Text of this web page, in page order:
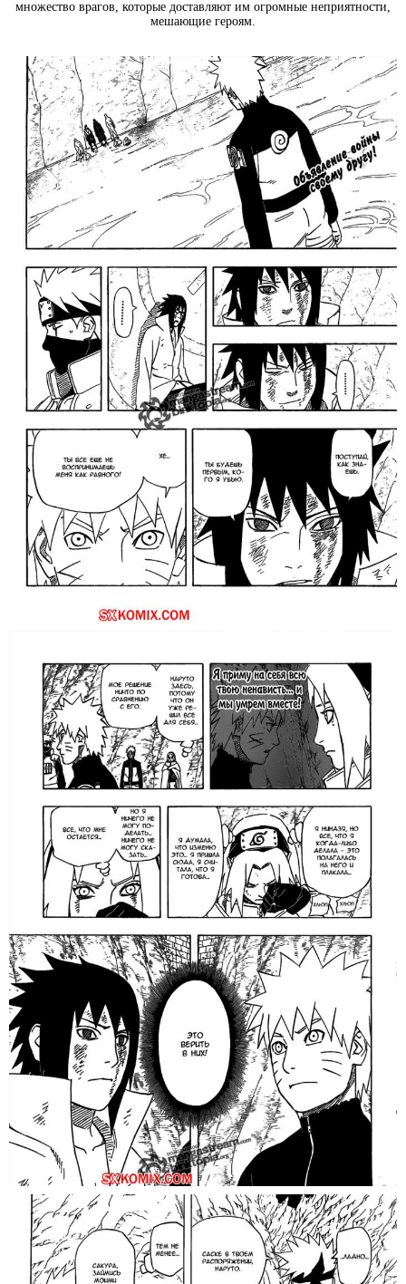
множество врагов, которые доставляют им огромные неприятности,
мешающие героям.